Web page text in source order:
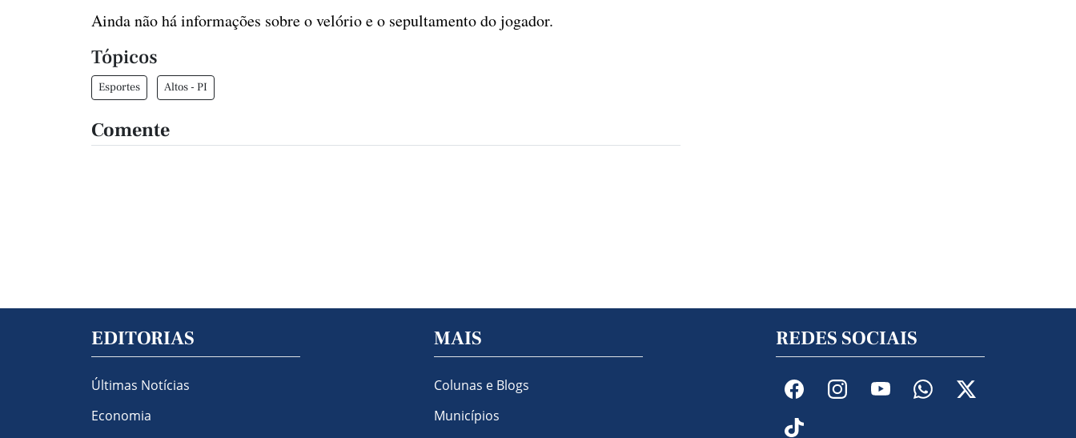
Ainda não há informações sobre o velório e o sepultamento do jogador.
Tópicos
Esportes Altos - PI
Comente
EDITORIAS
Últimas Notícias
Economia
MAIS
Colunas e Blogs
Municípios
REDES SOCIAIS